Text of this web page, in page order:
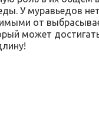
У муравьедов
от
может